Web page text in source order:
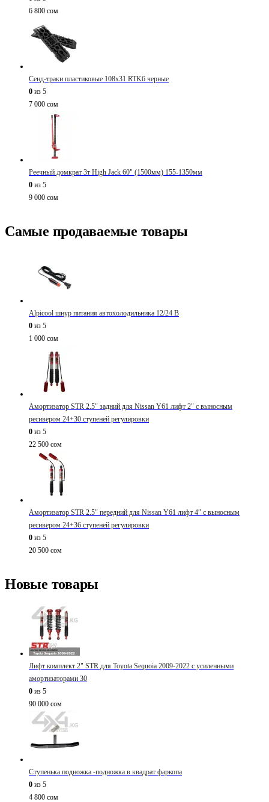
6 800 сом
Сенд-траки пластиковые 108х31 RTK6 черные
0 из 5
7 000 сом
Реечный домкрат 3т High Jack 60" (1500мм) 155-1350мм
0 из 5
9 000 сом
Самые продаваемые товары
Alpicool шнур питания автохолодильника 12/24 В
0 из 5
1 000 сом
Амортизатор STR 2.5" задний для Nissan Y61 лифт 2" с выносным
ресивером 24+30 ступеней регулировки
0 из 5
22 500 сом
Амортизатор STR 2.5″ передний для Nissan Y61 лифт 4″ с выносным
ресивером 24+36 ступеней регулировки
0 из 5
20 500 сом
Новые товары
Лифт комплект 2" STR для Toyota Sequoia 2009-2022 с усиленными
амортизаторами 30
0 из 5
90 000 сом
Ступенька подножка -подножка в квадрат фаркопа
0 из 5
4 800 сом